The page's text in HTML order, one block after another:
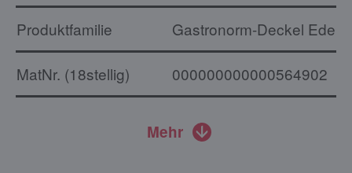
Produktfamilie Gastronorm-Deckel
MatNr. (18stellig) 000000000000564902
Mehr